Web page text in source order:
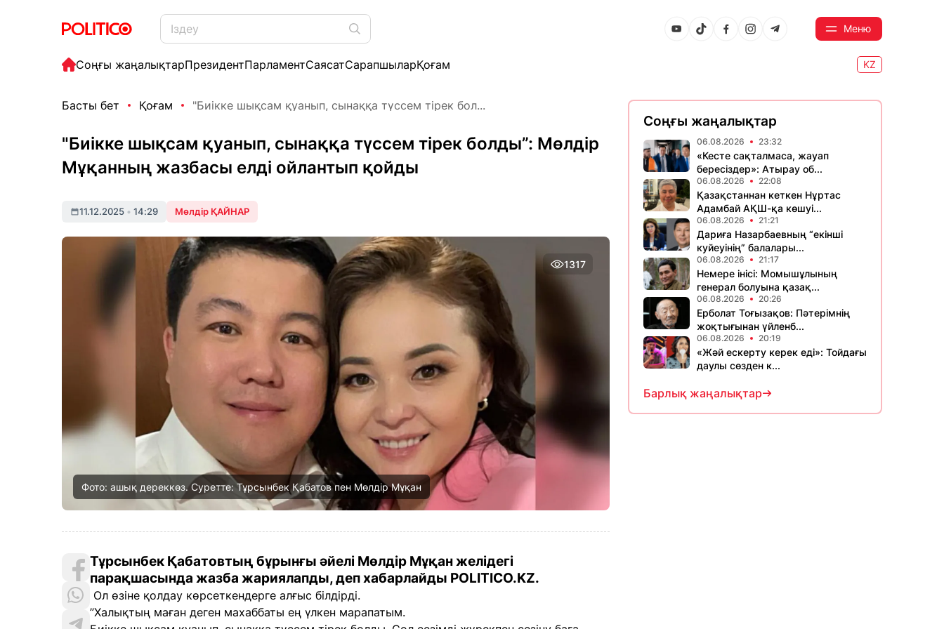
Меню
Соңғы жаңалықтарПрезидентПарламентСаясатСарапшыларҚоғам KZ
Басты бет Қоғам "Биікке шықсам қуанып, сынаққа түссем тірек бол...
"Биікке шықсам қуанып, сынаққа түссем тірек болды”: Мөлдір
Мұқанның жазбасы елді ойлантып қойды
11.12.2025 • 14:29 Мөлдір ҚАЙНАР
1317
Фото: ашық дереккөз. Суретте: Тұрсынбек Қабатов пен Мөлдір Мұқан
Тұрсынбек Қабатовтың бұрынғы әйелі Мөлдір Мұқан желідегі
парақшасында жазба жариялапды, деп хабарлайды POLITICO.KZ.
Ол өзіне қолдау көрсеткендерге алғыс білдірді.
”Халықтың маған деген махаббаты ең үлкен марапатым.
Соңғы жаңалықтар
06.08.2026 23:32
«Кесте сақталмаса, жауап
бересіздер»: Атырау об...
06.08.2026 22:08
Қазақстаннан кеткен Нұртас
Адамбай АҚШ-қа көшуі...
06.08.2026 21:21
Дариға Назарбаевның “екінші
куйеуінің” балалары...
06.08.2026 21:17
Немере інісі: Момышұлының
генерал болуына қазақ...
06.08.2026 20:26
Ерболат Тоғызақов: Пәтерімнің
жоқтығынан үйленб...
06.08.2026 20:19
«Жәй ескерту керек еді»: Тойдағы
даулы сөзден к...
Барлық жаңалықтар